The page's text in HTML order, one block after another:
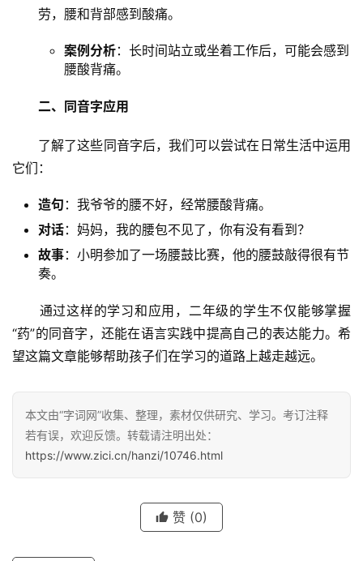
汉
字
组
词
劳，腰和背部感到酸痛。
案例分析：长时间站立或坐着工作后，可能会感到
腰酸背痛。
二、同音字应用
了解了这些同音字后，我们可以尝试在日常生活中运用
它们：
造句 ：我爷爷的腰不好，经常腰酸背痛。
对话：妈妈，我的腰包不见了，你有没有看到？
故事：小明参加了一场腰鼓比赛，他的腰鼓敲得很有节
奏。
通过这样的学习和应用，二年级的学生不仅能够掌握
“药”的同音字，还能在语言实践中提高自己的表达能力。希
望这篇文章能够帮助孩子们在学习的道路上越走越远。
本文由“字词网”收集、整理，素材仅供研究、学习。考订注释
若有误，欢迎反馈。转载请注明出处：
https://www.zici.cn/hanzi/10746.html
赞 (0)